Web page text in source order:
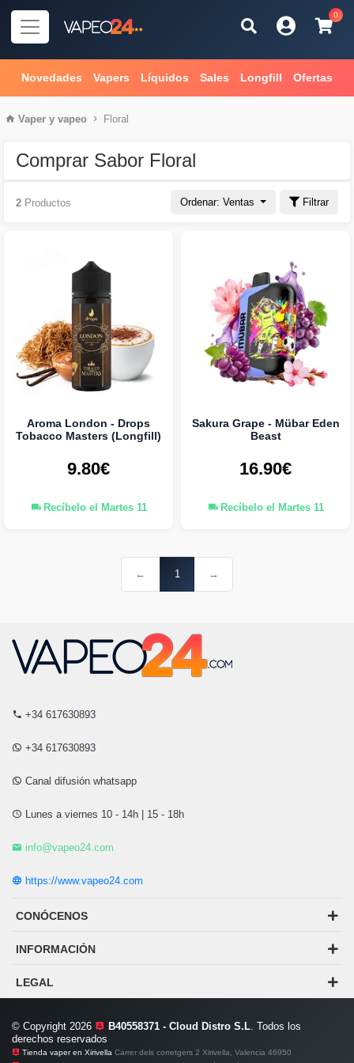
0
Novedades Vapers Líquidos Sales Longfill Ofertas
Vaper y vapeo Floral
Comprar Sabor Floral
Ordenar: Ventas Filtrar
2 Productos
Aroma London - Drops
Tobacco Masters (Longfill)
9.80€
Recíbelo el Martes 11
Sakura Grape - Mübar Eden
Beast
16.90€
Recíbelo el Martes 11
← 1 →
+34 617630893
+34 617630893
Canal difusión whatsapp
Lunes a viernes 10 - 14h | 15 - 18h
info@vapeo24.com
https://www.vapeo24.com
CONÓCENOS
INFORMACIÓN
LEGAL
© Copyright 2026 B40558371 - Cloud Distro S.L . Todos los
derechos reservados
Tienda vaper en Xirivella Carrer dels corretgers 2 Xirivella, Valencia 46950